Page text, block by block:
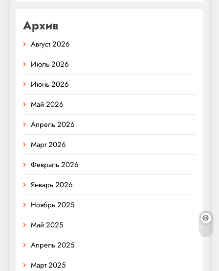
Архив
Август 2026
Июль 2026
Июнь 2026
Май 2026
Апрель 2026
Март 2026
Февраль 2026
Январь 2026
Ноябрь 2025
Май 2025
Апрель 2025
Март 2025